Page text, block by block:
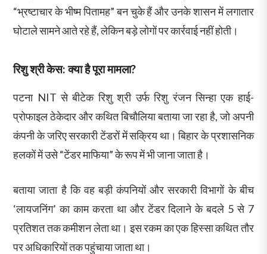
“भ्रष्टाचार के भीष्म पितामह” बन चुके हैं और उनके शासन में लगातार
घोटाले सामने आते रहे हैं, लेकिन बड़े लोगों पर कार्रवाई नहीं होती।
रिशु श्री केस: क्या है पूरा मामला?
पटना NIT से बीटेक रिशु श्री उर्फ रिशु रंजन सिन्हा एक हाई-
प्रोफाइल ठेकेदार और कथित बिचौलिया बताया जा रहा है, जो अपनी
कंपनी के जरिए सरकारी टेंडरों में सक्रिय था। बिहार के प्रशासनिक
हलकों में उसे “टेंडर माफिया” के रूप में भी जाना जाता है।
बताया जाता है कि वह बड़ी कंपनियों और सरकारी विभागों के बीच
‘लायजनिंग’ का काम करता था और टेंडर दिलाने के बदले 5 से 7
प्रतिशत तक कमीशन लेता था। इस रकम का एक हिस्सा कथित तौर
पर अधिकारियों तक पहुंचाया जाता था।